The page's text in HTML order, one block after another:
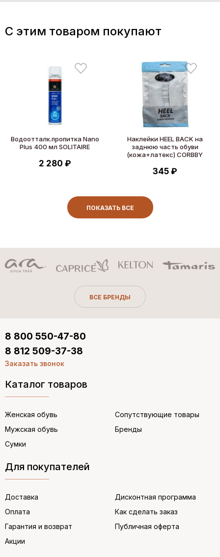
C этим товаром покупают
Водоотталк.пропитка Nano
Plus 400 мл SOLITAIRE
2 280 ₽
Наклейки HEEL BACK на
заднюю часть обуви
(кожа+латекс) CORBBY
345 ₽
ПОКАЗАТЬ ВСЕ
ВСЕ БРЕНДЫ
Каталог товаров
Женская обувь
Мужская обувь
Сумки
Сопутствующие товары
Бренды
Для покупателей
Доставка
Оплата
Гарантия и возврат
Акции
Дисконтная программа
Как сделать заказ
Публичная оферта
8 800 550-47-80
8 812 509-37-38
Заказать звонок